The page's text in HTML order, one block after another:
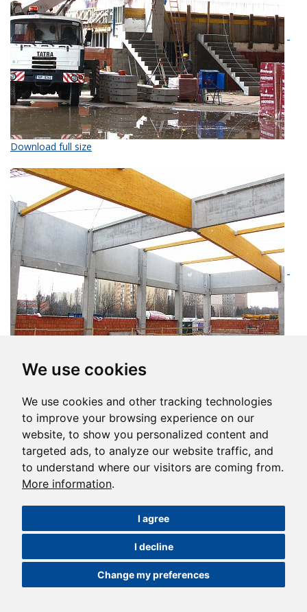
We use cookies
We use cookies and other tracking technologies
to improve your browsing experience on our
website, to show you personalized content and
targeted ads, to analyze our website traffic, and
to understand where our visitors are coming from.
More information.
I agree
I decline
Change my preferences
Download full size